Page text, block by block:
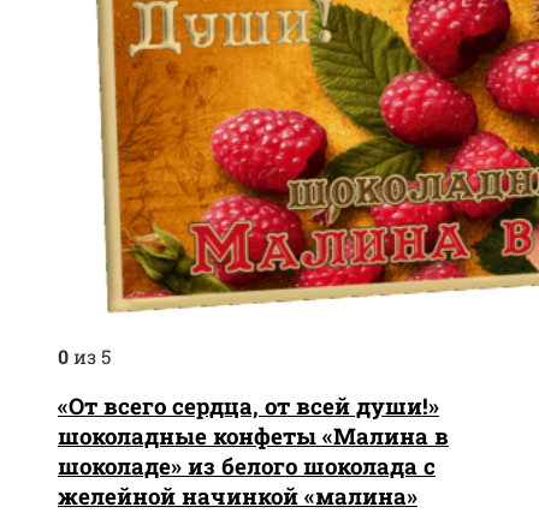
0из 5
«От всего сердца, от всей души!»
шоколадные конфеты «Малина в
шоколаде» из белого шоколада с
желейной начинкой «малина»